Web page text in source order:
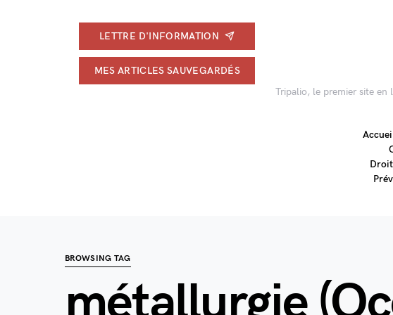
LETTRE D'INFORMATION
MES ARTICLES SAUVEGARDÉS
Tripalio, le premier site en
BROWSING TAG